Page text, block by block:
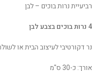
רביעיית נרות בוכים – לבן
4 נרות בוכים בצבע לבן
נר דקורטיבי לעיצוב הבית או
אורך: כ-30 ס"מ